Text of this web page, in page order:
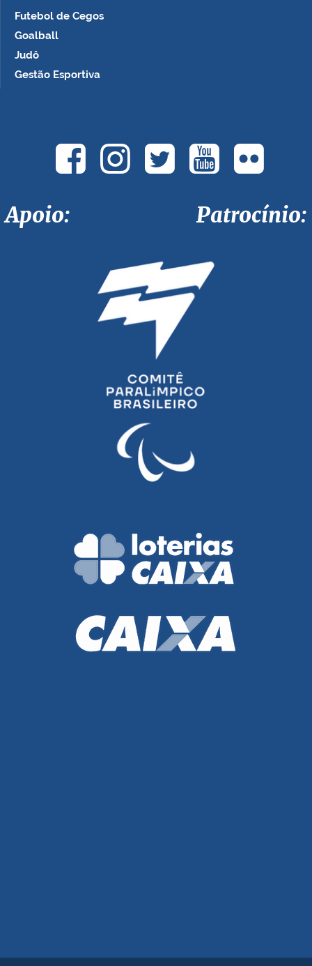
Futebol de Cegos
Goalball
Judô
Gestão Esportiva
Apoio: Patrocínio: